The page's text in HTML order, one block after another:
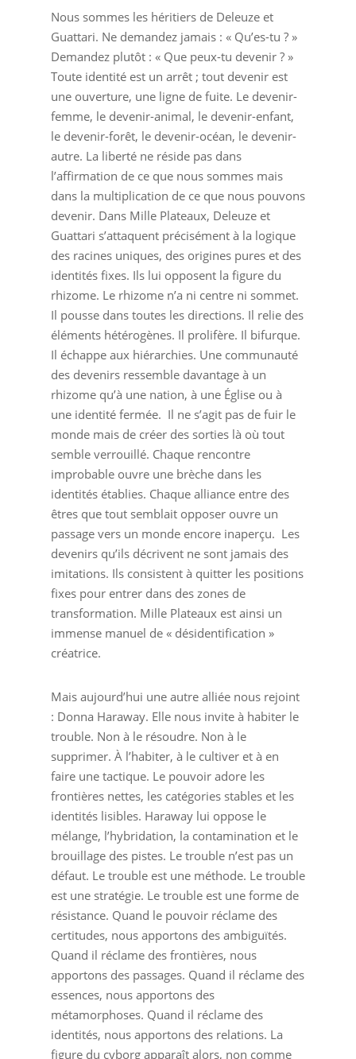
Nous sommes les héritiers de Deleuze et
Guattari. Ne demandez jamais : « Qu’es-tu ? »
Demandez plutôt : « Que peux-tu devenir ? »
Toute identité est un arrêt ; tout devenir est
une ouverture, une ligne de fuite. Le devenir-
femme, le devenir-animal, le devenir-enfant,
le devenir-forêt, le devenir-océan, le devenir-
autre. La liberté ne réside pas dans
l’affirmation de ce que nous sommes mais
dans la multiplication de ce que nous pouvons
devenir. Dans Mille Plateaux, Deleuze et
Guattari s’attaquent précisément à la logique
des racines uniques, des origines pures et des
identités fixes. Ils lui opposent la figure du
rhizome. Le rhizome n’a ni centre ni sommet.
Il pousse dans toutes les directions. Il relie des
éléments hétérogènes. Il prolifère. Il bifurque.
Il échappe aux hiérarchies. Une communauté
des devenirs ressemble davantage à un
rhizome qu’à une nation, à une Église ou à
une identité fermée. Il ne s’agit pas de fuir le
monde mais de créer des sorties là où tout
semble verrouillé. Chaque rencontre
improbable ouvre une brèche dans les
identités établies. Chaque alliance entre des
êtres que tout semblait opposer ouvre un
passage vers un monde encore inaperçu. Les
devenirs qu’ils décrivent ne sont jamais des
imitations. Ils consistent à quitter les positions
fixes pour entrer dans des zones de
transformation. Mille Plateaux est ainsi un
immense manuel de « désidentification »
créatrice.
Mais aujourd’hui une autre alliée nous rejoint
: Donna Haraway. Elle nous invite à habiter le
trouble. Non à le résoudre. Non à le
supprimer. À l’habiter, à le cultiver et à en
faire une tactique. Le pouvoir adore les
frontières nettes, les catégories stables et les
identités lisibles. Haraway lui oppose le
mélange, l’hybridation, la contamination et le
brouillage des pistes. Le trouble n’est pas un
défaut. Le trouble est une méthode. Le trouble
est une stratégie. Le trouble est une forme de
résistance. Quand le pouvoir réclame des
certitudes, nous apportons des ambiguïtés.
Quand il réclame des frontières, nous
apportons des passages. Quand il réclame des
essences, nous apportons des
métamorphoses. Quand il réclame des
identités, nous apportons des relations. La
figure du cyborg apparaît alors, non comme